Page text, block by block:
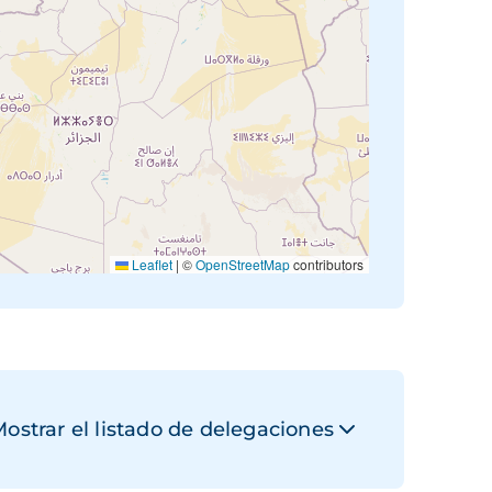
Leaflet | ©OpenStreetMapcontributors
el listado de delegaciones